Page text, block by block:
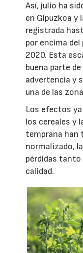
Así, julio ha
en Gipuzkoa y
registrada
por encima
2020. Esta
buena parte
advertencia y
una de las
Los efectos
los cereales y
temprana han
normalizado,
pérdidas tanto
calidad.